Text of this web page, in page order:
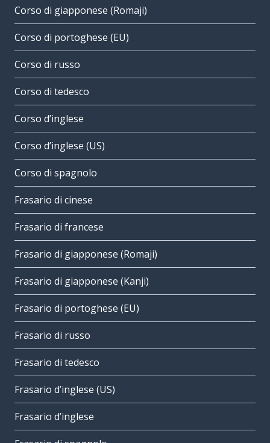
Corso di giapponese (Romaji)
Corso di portoghese (EU)
Corso di russo
Corso di tedesco
Corso d’inglese
Corso d’inglese (US)
Corso di spagnolo
Frasario di cinese
Frasario di francese
Frasario di giapponese (Romaji)
Frasario di giapponese (Kanji)
Frasario di portoghese (EU)
Frasario di russo
Frasario di tedesco
Frasario d’inglese (US)
Frasario d’inglese